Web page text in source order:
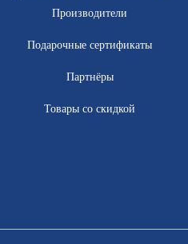
Производители
Подарочные сертификаты
Партнёры
Товары со скидкой